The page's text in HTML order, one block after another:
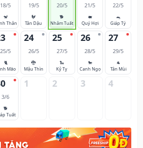
18/5
🐒
Thân
19/5
🐓
Tân Dậu
20/5
🐕
Nhâm Tuất
21/5
🐖
Quý Hợi
22/5
🐀
Giáp Tý
25/5
🐈
Mão
24
26/5
🐉
Mậu Thìn
25
27/5
🐍
Kỷ Tỵ
26
28/5
🐎
Canh Ngọ
27
29/5
🐐
Tân Mùi
3/6
🐕
Tuất
1 2 3 4